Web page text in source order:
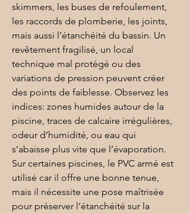
skimmers, les buses de refoulement,
les raccords de plomberie, les joints,
mais aussi l’étanchéité du bassin. Un
revêtement fragilisé, un local
technique mal protégé ou des
variations de pression peuvent créer
des points de faiblesse. Observez les
indices: zones humides autour de la
piscine, traces de calcaire irrégulières,
odeur d’humidité, ou eau qui
s’abaisse plus vite que l’évaporation.
Sur certaines piscines, le PVC armé est
utilisé car il offre une bonne tenue,
mais il nécessite une pose maîtrisée
pour préserver l’étanchéité sur la